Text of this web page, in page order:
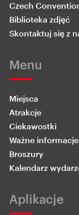
Czech
Biblioteka zdjęć
Skontaktuj się z
Menu
Miejsca
Atrakcje
Ciekawostki
Ważne informacje
Broszury
Kalendarz
Aplikacje